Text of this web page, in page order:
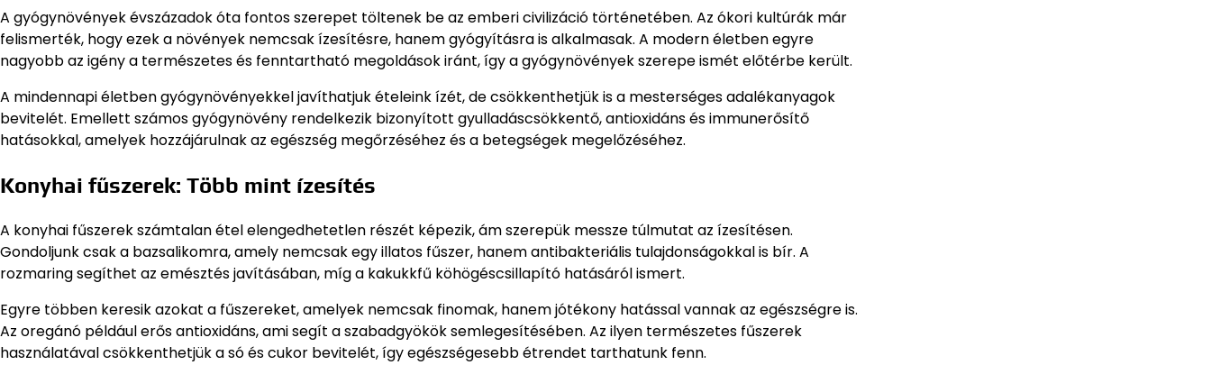
A gyógynövények évszázadok óta fontos szerepet töltenek be az emberi civilizáció történetében. Az ókori kultúrák már
felismerték, hogy ezek a növények nemcsak ízesítésre, hanem gyógyításra is alkalmasak. A modern életben egyre
nagyobb az igény a természetes és fenntartható megoldások iránt, így a gyógynövények szerepe ismét előtérbe került.
A mindennapi életben gyógynövényekkel javíthatjuk ételeink ízét, de csökkenthetjük is a mesterséges adalékanyagok
bevitelét. Emellett számos gyógynövény rendelkezik bizonyított gyulladáscsökkentő, antioxidáns és immunerősítő
hatásokkal, amelyek hozzájárulnak az egészség megőrzéséhez és a betegségek megelőzéséhez.
Konyhai fűszerek: Több mint ízesítés
A konyhai fűszerek számtalan étel elengedhetetlen részét képezik, ám szerepük messze túlmutat az ízesítésen.
Gondoljunk csak a bazsalikomra, amely nemcsak egy illatos fűszer, hanem antibakteriális tulajdonságokkal is bír. A
rozmaring segíthet az emésztés javításában, míg a kakukkfű köhögéscsillapító hatásáról ismert.
Egyre többen keresik azokat a fűszereket, amelyek nemcsak finomak, hanem jótékony hatással vannak az egészségre is.
Az oregánó például erős antioxidáns, ami segít a szabadgyökök semlegesítésében. Az ilyen természetes fűszerek
használatával csökkenthetjük a só és cukor bevitelét, így egészségesebb étrendet tarthatunk fenn.